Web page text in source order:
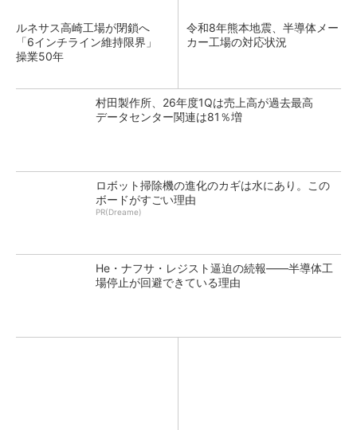
ルネサス高崎工場が閉鎖へ
「6インチライン維持限界」
操業50年
令和8年熊本地震、半導体メー
カー工場の対応状況
村田製作所、26年度1Qは売上高が過去最高
データセンター関連は81％増
ロボット掃除機の進化のカギは水にあり。この
ボードがすごい理由
PR(Dreame)
He・ナフサ・レジスト逼迫の続報――半導体工
場停止が回避できている理由